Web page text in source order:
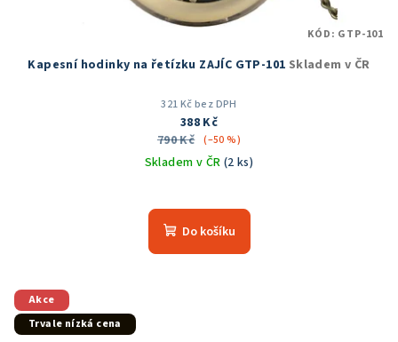
Kapesní hodinky na řetízku ZAJÍC GTP-101 Skladem v ČR
321 Kč bez DPH
388 Kč
790 Kč (–50 %)
Skladem v ČR (2 ks)
hodnocení
produktu
Do košíku
KÓD: GTP-101
Akce
Trvale nízká cena